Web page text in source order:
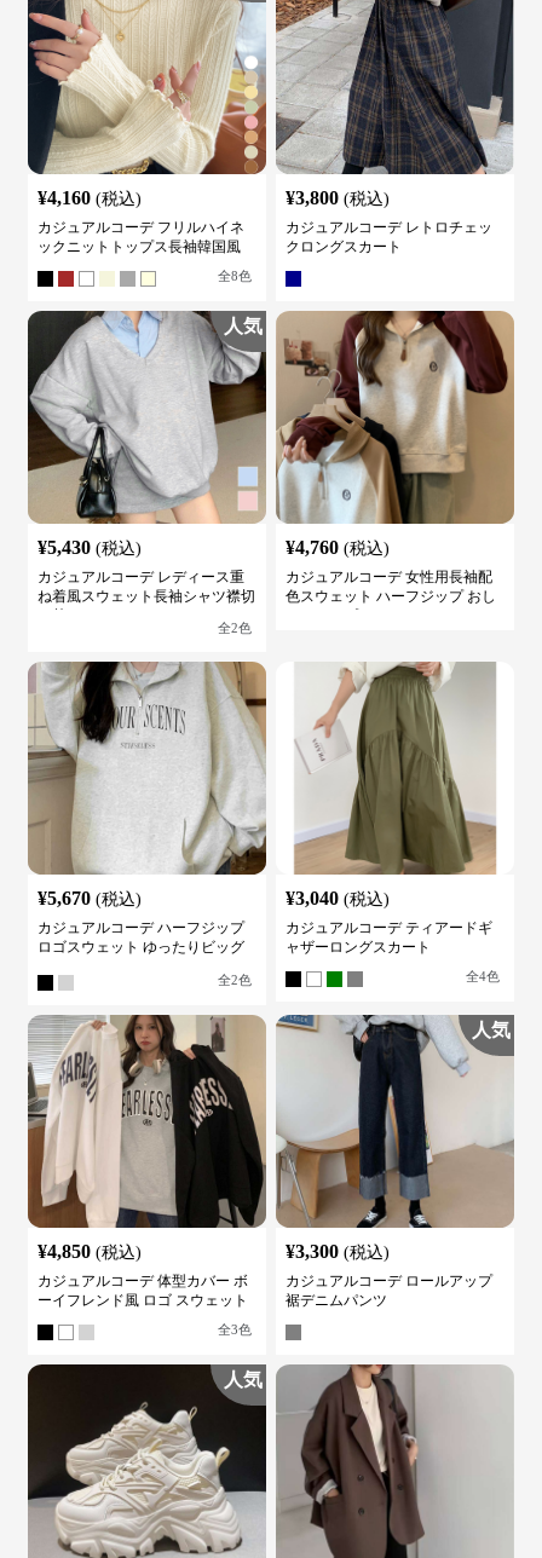
¥4,160 (税込)
カジュアルコーデ フリルハイネ
ックニットトップス長袖韓国風
全8色
¥3,800 (税込)
カジュアルコーデ レトロチェッ
クロングスカート
人気
¥5,430 (税込)
カジュアルコーデ レディース重
ね着風スウェット長袖シャツ襟切
全2色
¥4,760 (税込)
カジュアルコーデ 女性用長袖配
色スウェット ハーフジップ おし
¥5,670 (税込)
カジュアルコーデ ハーフジップ
ロゴスウェット ゆったりビッグ
全2色
¥3,040 (税込)
カジュアルコーデ ティアードギ
ャザーロングスカート
全4色
¥4,850 (税込)
カジュアルコーデ 体型カバー ボ
ーイフレンド風 ロゴ スウェット
全3色
人気
¥3,300 (税込)
カジュアルコーデ ロールアップ
裾デニムパンツ
人気